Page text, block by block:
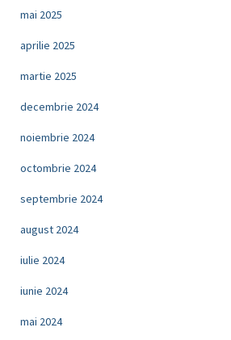
mai 2025
aprilie 2025
martie 2025
decembrie 2024
noiembrie 2024
octombrie 2024
septembrie 2024
august 2024
iulie 2024
iunie 2024
mai 2024